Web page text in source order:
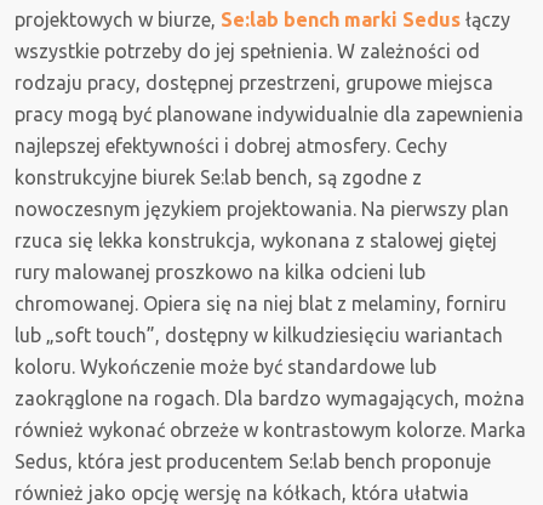
projektowych w biurze, Se:lab bench marki Sedus łączy
wszystkie potrzeby do jej spełnienia. W zależności od
rodzaju pracy, dostępnej przestrzeni, grupowe miejsca
pracy mogą być planowane indywidualnie dla zapewnienia
najlepszej efektywności i dobrej atmosfery. Cechy
konstrukcyjne biurek Se:lab bench, są zgodne z
nowoczesnym językiem projektowania. Na pierwszy plan
rzuca się lekka konstrukcja, wykonana z stalowej giętej
rury malowanej proszkowo na kilka odcieni lub
chromowanej. Opiera się na niej blat z melaminy, forniru
lub „soft touch”, dostępny w kilkudziesięciu wariantach
koloru. Wykończenie może być standardowe lub
zaokrąglone na rogach. Dla bardzo wymagających, można
również wykonać obrzeże w kontrastowym kolorze. Marka
Sedus, która jest producentem Se:lab bench proponuje
również jako opcję wersję na kółkach, która ułatwia